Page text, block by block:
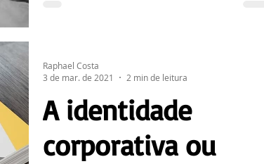
A identidade
corporativa ou
Raphael Costa
3 de mar. de 2021
2 min de leitura